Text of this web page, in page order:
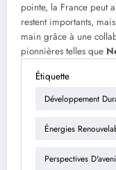
pointe, la France peut
restent importants,
main grâce à une
pionnières telles que
Étiquette
Développement
Énergies
Perspectives